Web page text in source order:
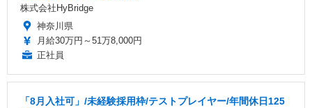
株式会社HyBridge
神奈川県
月給30万円～51万8,000円
正社員
「8月入社可」/未経験採用枠/テストプレイヤー/年間休日125